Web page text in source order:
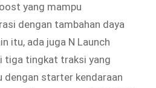
yang mampu
dengan tambahan daya
itu, ada juga N Launch
tiga tingkat traksi yang
dengan starter kendaraan